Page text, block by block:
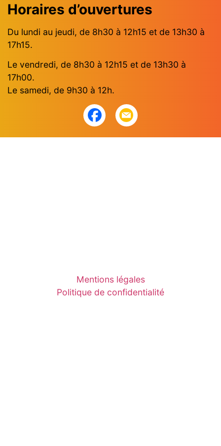
Horaires d’ouvertures
Du lundi au jeudi, de 8h30 à 12h15 et de 13h30 à
17h15.
Le vendredi, de 8h30 à 12h15 et de 13h30 à
17h00.
Le samedi, de 9h30 à 12h.
Mentions légales
Politique de confidentialité